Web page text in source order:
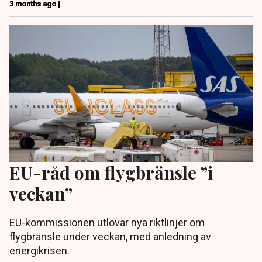
3 months ago |
EU-råd om flygbränsle ”i
veckan”
EU-kommissionen utlovar nya riktlinjer om
flygbränsle under veckan, med anledning av
energikrisen.